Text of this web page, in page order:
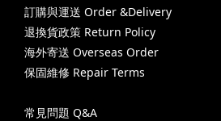
訂購與運送 Order &Delivery
退換貨政策 Return Policy
海外寄送 Overseas Order
保固維修 Repair Terms
常見問題 Q&A